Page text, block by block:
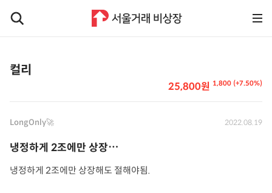
컬리
1,800 (+7.50%)
25,800원
LongOnly🚀 2022.08.19
냉정하게 2조에만 상장⋯
냉정하게 2조에만 상장해도 절해야됨.